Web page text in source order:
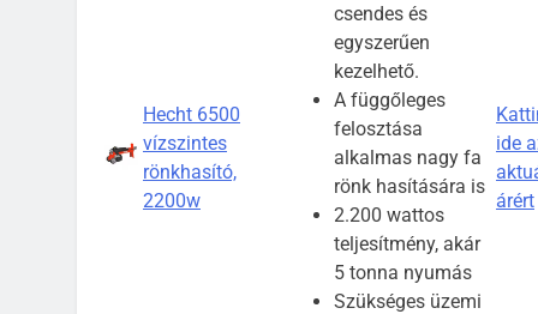
Hecht 6500
vízszintes
rönkhasító,
2200w
csendes és
egyszerűen
kezelhető.
A függőleges
felosztása
alkalmas nagy fa
rönk hasítására is
2.200 wattos
teljesítmény, akár
5 tonna nyumás
Szükséges üzemi
ide
árért